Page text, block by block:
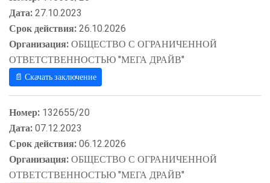
Дата:27.10.2023
Срок действия:26.10.2026
Организация:ОБЩЕСТВО С ОГРАНИЧЕННОЙ
ОТВЕТСТВЕННОСТЬЮ "МЕГА ДРАЙВ"
📄 Скачать заключение
Номер: 132655/20
Дата:07.12.2023
Срок действия:06.12.2026
Организация:ОБЩЕСТВО С ОГРАНИЧЕННОЙ
ОТВЕТСТВЕННОСТЬЮ "МЕГА ДРАЙВ"